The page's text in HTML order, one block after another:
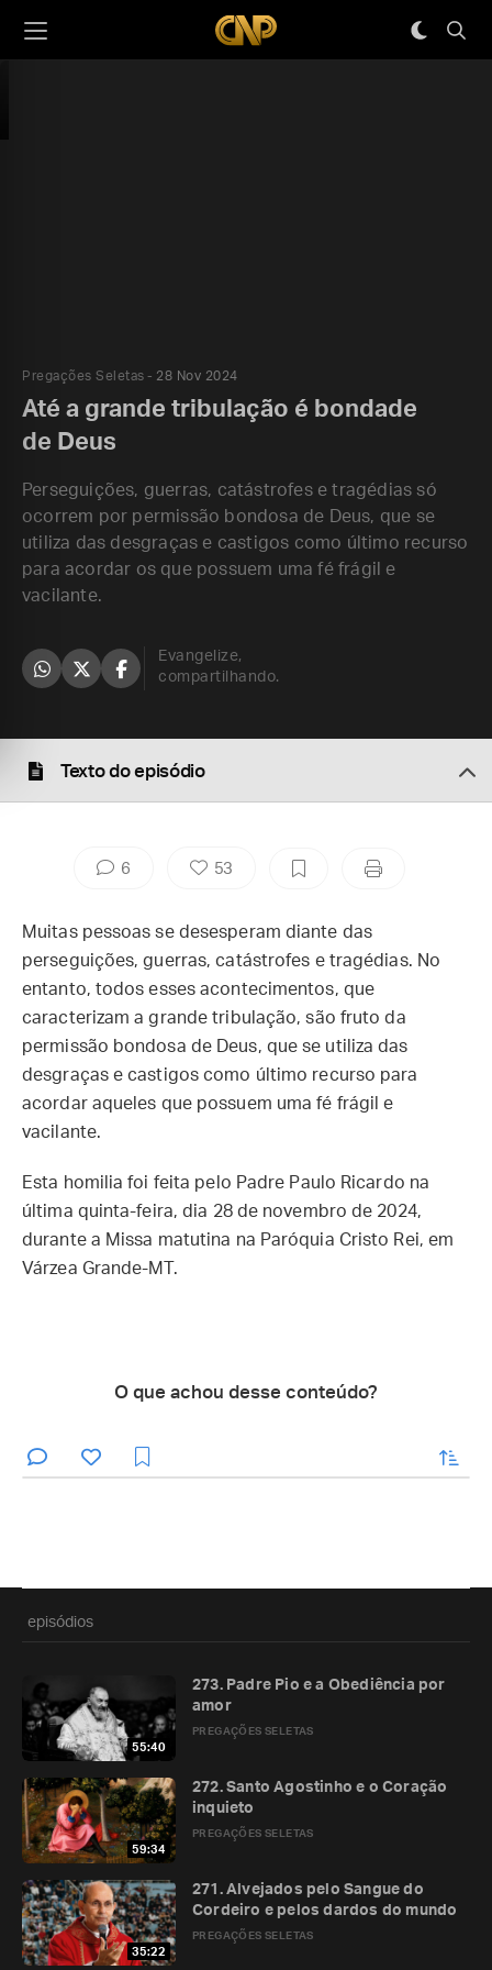
Pregações Seletas 28 Nov 2024
Até a grande tribulação é bondade
de Deus
Perseguições, guerras, catástrofes e tragédias só
ocorrem por permissão bondosa de Deus, que se
utiliza das desgraças e castigos como último recurso
para acordar os que possuem uma fé frágil e
vacilante.
Evangelize,
compartilhando.
Texto do episódio
6 53
Muitas pessoas se desesperam diante das
perseguições, guerras, catástrofes e tragédias. No
entanto, todos esses acontecimentos, que
caracterizam a grande tribulação, são fruto da
permissão bondosa de Deus, que se utiliza das
desgraças e castigos como último recurso para
acordar aqueles que possuem uma fé frágil e
vacilante.
Esta homilia foi feita pelo Padre Paulo Ricardo na
última quinta-feira, dia 28 de novembro de 2024,
durante a Missa matutina na Paróquia Cristo Rei, em
Várzea Grande-MT.
O que achou desse conteúdo?
enviar
episódios
55:40
PREGAÇÕES SELETAS
273. Padre Pio e a Obediência por
amor
59:34
PREGAÇÕES SELETAS
272. Santo Agostinho e o Coração
inquieto
35:22
PREGAÇÕES SELETAS
271. Alvejados pelo Sangue do
Cordeiro e pelos dardos do mundo